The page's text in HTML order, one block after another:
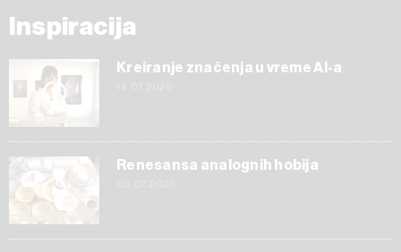
Inspiracija
Kreiranje značenja u vreme AI-a
Renesansa analognih hobija